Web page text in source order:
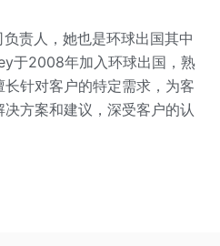
责人，她也是环球出国其中
于2008年加入环球出国，熟
针对客户的特定需求，为客
方案和建议，深受客户的认